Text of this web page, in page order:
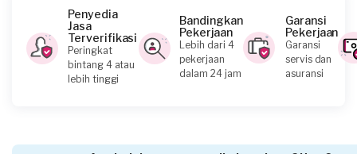
Lebih dari 5 tahun yang lalu
Padang Sidempuan, Sumatera Utara
Request Fulfilled
Kurang dari Rp 1.000.000
Kristofel R requested Les Gitar
Penyedia
Jasa
Terverifikasi
Peringkat
bintang 4 atau
lebih tinggi
Bandingkan
Pekerjaan
Lebih dari 4
pekerjaan
dalam 24 jam
Garansi
Pekerjaan
Garansi
servis dan
asuransi